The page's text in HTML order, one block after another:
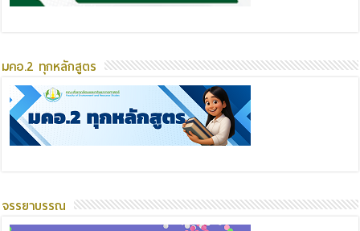
มคอ.2 ทุกหลักสูตร
จรรยาบรรณ